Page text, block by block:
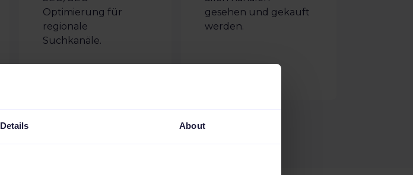
Details About
Optimierung für
regionale
Suchkanäle.
gesehen und gekauft
werden.